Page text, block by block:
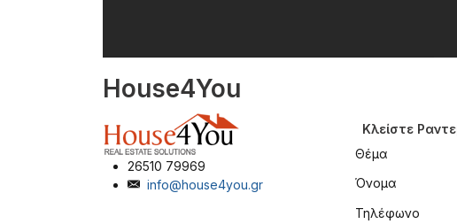
House4You
26510 79969
info@house4you.gr
Κλείστε
Θέμα
Όνομα
Τηλέφωνο